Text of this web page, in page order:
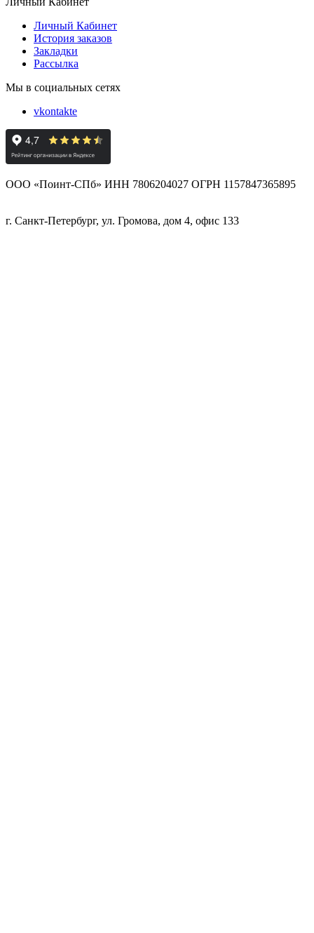
Личный Кабинет
История заказов
Закладки
Рассылка
Мы в социальных сетях
vkontakte
ООО «Поинт-СПб» ИНН 7806204027 ОГРН 1157847365895
г. Санкт-Петербург, ул. Громова, дом 4, офис 133